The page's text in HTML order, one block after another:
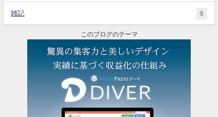
雑記 9
このブログのテーマ